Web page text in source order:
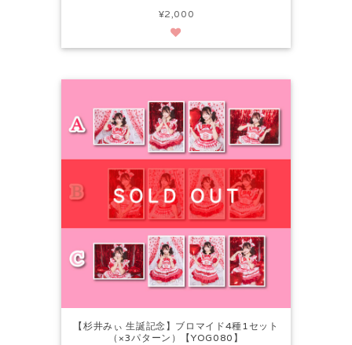
¥2,000
【杉井みぃ 生誕記念】ブロマイド4種1セット
（×3パターン）【YOG080】